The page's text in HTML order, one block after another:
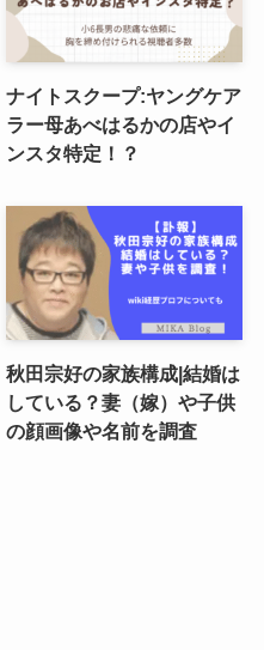
ナイトスクープ:ヤングケア
ラー母あべはるかの店やイ
ンスタ特定！？
秋田宗好の家族構成|結婚は
している？妻（嫁）や子供
の顔画像や名前を調査